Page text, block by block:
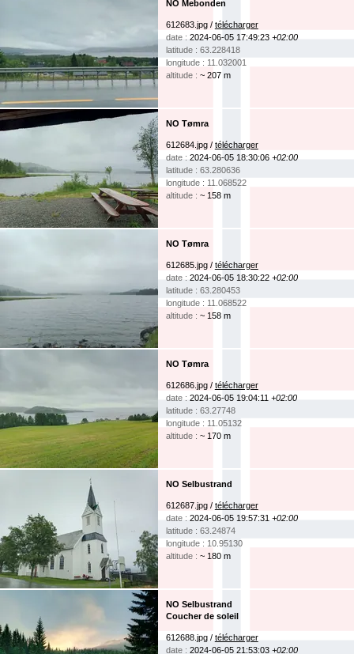
NO Mebonden
612683.jpg / télécharger
date : 2024-06-05 17:49:23 +02:00
latitude : 63.228418
longitude : 11.032001
altitude : ~ 207 m
NO Tømra
612684.jpg / télécharger
date : 2024-06-05 18:30:06 +02:00
latitude : 63.280636
longitude : 11.068522
altitude : ~ 158 m
NO Tømra
612685.jpg / télécharger
date : 2024-06-05 18:30:22 +02:00
latitude : 63.280453
longitude : 11.068522
altitude : ~ 158 m
NO Tømra
612686.jpg / télécharger
date : 2024-06-05 19:04:11 +02:00
latitude : 63.27748
longitude : 11.05132
altitude : ~ 170 m
NO Selbustrand
612687.jpg / télécharger
date : 2024-06-05 19:57:31 +02:00
latitude : 63.24874
longitude : 10.95130
altitude : ~ 180 m
NO Selbustrand
Coucher de soleil
612688.jpg / télécharger
date : 2024-06-05 21:53:03 +02:00